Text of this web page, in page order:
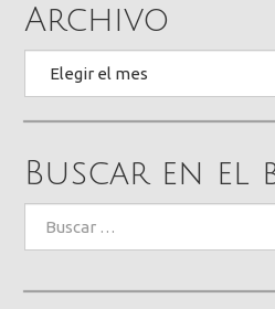
Archivo
Buscar en el